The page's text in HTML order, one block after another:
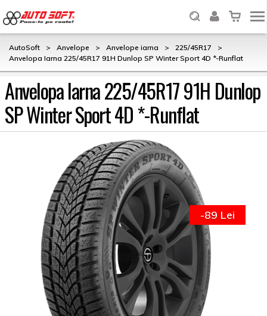
AutoSoft > Anvelope > Anvelope iarna > 225/45R17
>
Anvelopa Iarna 225/45R17 91H Dunlop SP Winter Sport 4D *-Runflat
Anvelopa Iarna 225/45R17 91H Dunlop
SP Winter Sport 4D *-Runflat
-89 Lei